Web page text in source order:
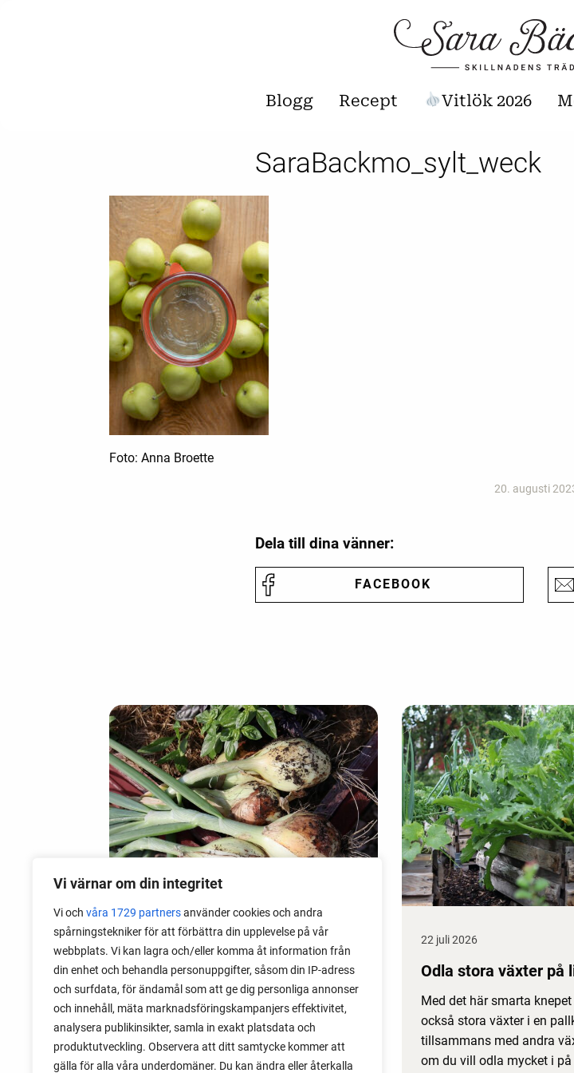
Vi värnar om din integritet
Vi och våra 1729 partnersanvänder cookies och andra
spårningstekniker för att förbättra din upplevelse på vår
webbplats. Vi kan lagra och/eller komma åt information från
din enhet och behandla personuppgifter, såsom din IP-adress
och surfdata, för ändamål som att ge dig personliga annonser
och innehåll, mäta marknadsföringskampanjers effektivitet,
analysera publikinsikter, samla in exakt platsdata och
produktutveckling. Observera att ditt samtycke kommer att
gälla för alla våra underdomäner. Du kan ändra eller återkalla
Blogg Recept Vitlök 2026
SaraBackmo_sylt_weck
Foto: Anna Broette
20. augusti
Dela till dina vänner:
FACEBOOK
28 juli 2026
Odla lök från frö - Stor skörd
Det är lätt att lyckas med lök från frö.
Följ min sådd under säsongen och få
tips om hur du sår, skolar om, planterar
och skördar egen lök.
22 juli 2026
Odla stora växter på
Med det här smarta
också stora växter i en
tillsammans med andra
om du vill odla mycket i